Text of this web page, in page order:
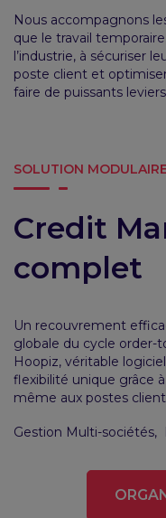
Nous accompagnons
que le travail
l’industrie, à sécuriser
poste client et
faire de puissants
SOLUTION
Credit
complet
Un recouvrement
globale du cycle order-
Hoopiz, véritable
flexibilité unique grâce
même aux postes
Gestion Multi-sociétés,